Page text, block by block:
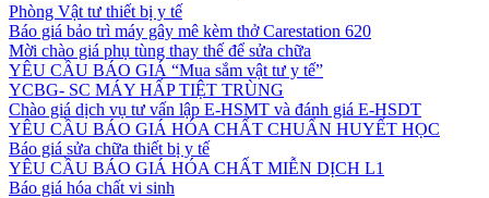
Phòng Vật tư thiết bị y tế
Báo giá bảo trì máy gây mê kèm thở Carestation 620
Mời chào giá phụ tùng thay thế để sửa chữa
YÊU CẦU BÁO GIÁ “Mua sắm vật tư y tế”
YCBG- SC MÁY HẤP TIỆT TRÙNG
Chào giá dịch vụ tư vấn lập E-HSMT và đánh giá E-HSDT
YÊU CẦU BÁO GIÁ HÓA CHẤT CHUẨN HUYẾT HỌC
Báo giá sửa chữa thiết bị y tế
YÊU CẦU BÁO GIÁ HÓA CHẤT MIỄN DỊCH L1
Báo giá hóa chất vi sinh